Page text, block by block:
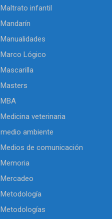
Maltrato infantil
Mandarín
Manualidades
Marco Lógico
Mascarilla
Masters
MBA
Medicina veterinaria
medio ambiente
Medios de comunicación
Memoria
Mercadeo
Metodología
Metodologías